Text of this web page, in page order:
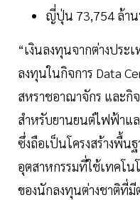
ญี่ปุ่น 73,754 ล้า
“เงินลงทุนจากต่างประ
ลงทุนในกิจการ Data
สหราชอาณาจักร และกิ
สำหรับยานยนต์ไฟฟ้าแ
ซึ่งถือเป็นโครงสร้างพื้
อุตสาหกรรมที่ใช้เทคโน
ของนักลงทุนต่างชาติที่มี